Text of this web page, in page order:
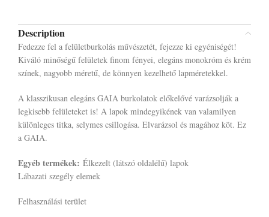
Description
Fedezze fel a felületburkolás művészetét, fejezze ki egyéniségét!
Kiváló minőségű felületek finom fényei, elegáns monokróm és krém
színek, nagyobb méretű, de könnyen kezelhető lapméretekkel.
A klasszikusan elegáns GAIA burkolatok előkelővé varázsolják a
legkisebb felületeket is! A lapok mindegyikének van valamilyen
különleges titka, selymes csillogása. Elvarázsol és magához köt. Ez
a GAIA.
Egyéb termékek: Élkezelt (látszó oldalélű) lapok
Lábazati szegély elemek
Felhasználási terület